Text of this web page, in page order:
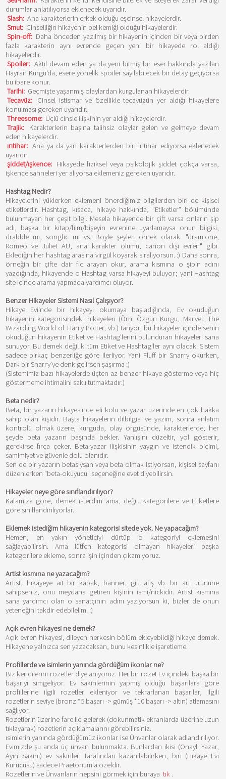
durumlar anlatılıyorsa eklenecek uyarıdır.
Slash: Ana karakterlerin erkek olduğu eşcinsel hikayelerdir.
Smut: Cinselliğin hikayenin bel kemiği olduğu hikayelerdir.
Spin-off: Daha önceden yazılmış bir hikayenin içinden bir veya birden
fazla karakterin aynı evrende geçen yeni bir hikayede rol aldığı
hikayelerdir.
Spoiler: Aktif devam eden ya da yeni bitmiş bir eser hakkında yazılan
Hayran Kurgu'da, esere yönelik spoiler sayılabilecek bir detay geçiyorsa
bu ibare konur.
Tarihi: Geçmişte yaşanmış olaylardan kurgulanan hikayelerdir.
Tecavüz:
Cinsel istismar ve özellikle tecavüzün yer aldığı hikayelere
konulması gereken uyarıdır.
Threesome: Üçlü cinsle ilişkinin yer aldığı hikayelerdir.
Trajik:
Karakterlerin başına talihsiz olaylar gelen ve gelmeye devam
eden hikayelerdir.
ıntihar: Ana ya da yan karakterlerden biri intihar ediyorsa eklenecek
uyarıdır.
şiddet/ışkence: Hikayede fiziksel veya psikolojik şiddet çokça varsa,
işkence sahneleri yer alıyorsa eklemeniz gereken uyarıdır.
Hashtag Nedir?
Hikayelerini yüklerken eklemeni önerdiğimiz bilgilerden biri de kişisel
etiketlerdir. Hashtag, kısaca, hikaye hakkında, "Etiketler" bölümünde
bulunmayan her çeşit bilgi. Mesela hikayende bir çift varsa onların şip
adı, başka bir kitap/film/bişeyin evrenine uyarlamaysa onun bilgisi,
drabble mı, songfic mi vs. Böyle şeyler. örnek olarak: "dramione,
Romeo ve Juliet AU, ana karakter ölümü, canon dışı evren" gibi.
Eklediğin her hashtag arasına virgül koyarak sıralıyorsun. :) Daha sonra,
örneğin bir çifte dair fic arayan okur, arama kısmına o şipin adını
yazdığında, hikayende o Hashtag varsa hikayeyi buluyor; yani Hashtag
site içinde arama yapmada yardımcı oluyor.
Benzer Hikayeler Sistemi Nasıl Çalışıyor?
Hikaye Evi'nde bir hikayeyi okumaya başladığında, Ev okuduğun
hikayenin kategorisindeki hikayeleri (Örn. Özgün Kurgu, Marvel, The
Wizarding World of Harry Potter, vb.) tarıyor, bu hikayeler içinde senin
okuduğun hikayenin Etiket ve Hashtag'lerini bulunduran hikayeleri sana
sunuyor. Bu demek değil ki tüm Etiket ve Hashtag'ler aynı olacak. Sistem
sadece birkaç benzerliğe göre ilerliyor. Yani Fluff bir Snarry okurken,
Dark bir Snarry'ye denk gelirsen şaşırma :)
(Sistemimiz bazı hikayelerde üçten az benzer hikaye gösterme veya hiç
göstermeme ihtimalini saklı tutmaktadır.)
Beta nedir?
Beta, bir yazarın hikayesinde eli kolu ve yazar üzerinde en çok hakka
sahip olan kişidir. Başta hikayelerin dilbilgisi ve yazım, sonra anlatım
kontrolü olmak üzere, kurguda, olay örgüsünde, karakterlerde; her
şeyde beta yazarın başında bekler. Yanlışını düzeltir, yol gösterir,
gerekirse fırça çeker. Beta-yazar ilişkisinin yaygın ve istendik biçimi,
samimiyet ve güvenle dolu olanıdır.
Sen de bir yazarın betasıysan veya beta olmak istiyorsan, kişisel sayfanı
düzenlerken "beta-okuyucu" seçeneğine evet diyebilirsin.
Hikayeler neye göre sınıflandırılıyor?
Kafamıza göre, demek isterdim ama, değil. Kategorilere ve Etiketlere
göre sınıflandırılıyorlar.
Eklemek istediğim hikayenin kategorisi sitede yok. Ne yapacağım?
Hemen, en yakın yöneticiyi dürtüp o kategoriyi eklemesini
sağlayabilirsin. Ama lütfen kategorisi olmayan hikayeleri başka
kategorilere ekleme, sonra işin içinden çıkamıyoruz.
Artist kısmına ne yazacağım?
Artist, hikayeye ait bir kapak, banner, gif, afiş vb. bir art ürününe
sahipseniz, onu meydana getiren kişinin ismi/nickidir. Artist kısmına
sana yardımcı olan o sanatçının adını yazıyorsun ki, bizler de onun
yeteneğini takdir edebilelim. :)
Açık evren hikayesi ne demek?
Açık evren hikayesi, dileyen herkesin bölüm ekleyebildiği hikaye demek.
Hikayene yalnızca sen yazacaksan, bunu kesinlikle işaretleme.
Profillerde ve isimlerin yanında gördüğüm ikonlar ne?
Biz kendilerini rozetler diye anıyoruz. Her bir rozet Ev içindeki başka bir
başarıyı simgeliyor. Ev sakinlerinin yapmış olduğu başarılara göre
profillerine ilgili rozetler ekleniyor ve tekrarlanan başarılar, ilgili
rozetlerin seviye (bronz *5 başarı -> gümüş *10 başarı -> altın) atlamasını
sağlıyor.
Rozetlerin üzerine fare ile gelerek (dokunmatik ekranlarda üzerine uzun
tıklayarak) rozetlerin açıklamalarını görebilirsiniz.
ısimlerin yanında gördüğümüz ikonlar ise Ünvanlar olarak adlandırılıyor.
Evimizde şu anda üç ünvan bulunmakta. Bunlardan ikisi (Onaylı Yazar,
Ayın Sakini) ev sakinleri tarafından kazanılabilirken, biri (Hikaye Evi
Kurucusu) sadece Praetorium'a özeldir.
Rozetlerin ve Ünvanların hepsini görmek için buraya tık .